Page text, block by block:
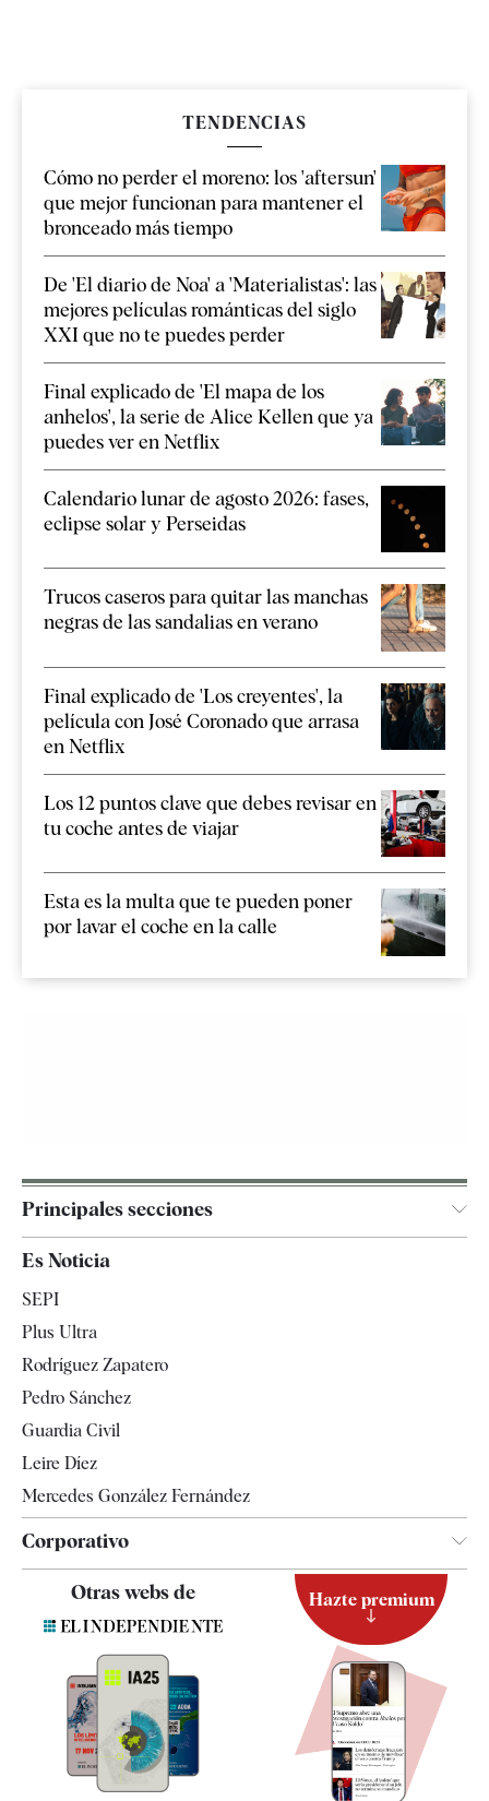
TENDENCIAS
Cómo no perder el moreno: los 'aftersun'
que mejor funcionan para mantener el
bronceado más tiempo
De 'El diario de Noa' a 'Materialistas': las
mejores películas románticas del siglo
XXI que no te puedes perder
Final explicado de 'El mapa de los
anhelos', la serie de Alice Kellen que ya
puedes ver en Netflix
Calendario lunar de agosto 2026: fases,
eclipse solar y Perseidas
Trucos caseros para quitar las manchas
negras de las sandalias en verano
Final explicado de 'Los creyentes', la
película con José Coronado que arrasa
en Netflix
Los 12 puntos clave que debes revisar en
tu coche antes de viajar
Esta es la multa que te pueden poner
por lavar el coche en la calle
Principales secciones
España
Televisión
Es Noticia
SEPI
Plus Ultra
Rodríguez Zapatero
Pedro Sánchez
Guardia Civil
Leire Díez
Mercedes González Fernández
Corporativo
Contacto
Quiénes somos
Especificaciones
Otras webs de Hazte premium